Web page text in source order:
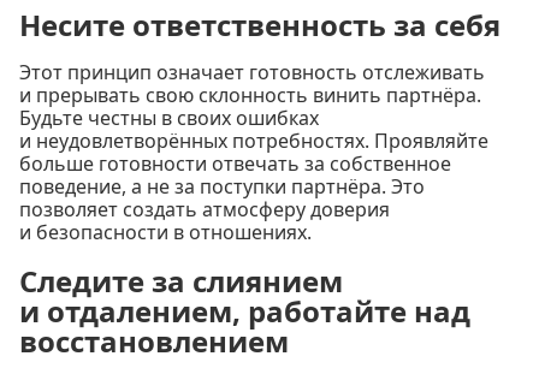
Несите ответственность за себя
Этот принцип означает готовность отслеживать
и прерывать свою склонность винить партнёра.
Будьте честны в своих ошибках
и неудовлетворённых потребностях. Проявляйте
больше готовности отвечать за собственное
поведение, а не за поступки партнёра. Это
позволяет создать атмосферу доверия
и безопасности в отношениях.
Следите за слиянием
и отдалением, работайте над
восстановлением